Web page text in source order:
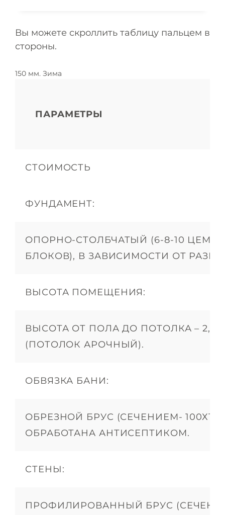
Вы можете скроллить таблицу пальцем в
стороны.
150 мм. Зима
ПАРАМЕТРЫ
СТОИМОСТЬ
ФУНДАМЕНТ:
ОПОРНО-СТОЛБЧАТЫЙ (6-8-10
БЛОКОВ), В ЗАВИСИМОСТИ ОТ
ВЫСОТА ПОМЕЩЕНИЯ:
ВЫСОТА ОТ ПОЛА ДО ПОТОЛКА – 2,1М
(ПОТОЛОК АРОЧНЫЙ).
ОБВЯЗКА БАНИ:
ОБРЕЗНОЙ БРУС (СЕЧЕНИЕМ-
ОБРАБОТАНА АНТИСЕПТИКОМ.
СТЕНЫ:
ПРОФИЛИРОВАННЫЙ БРУС